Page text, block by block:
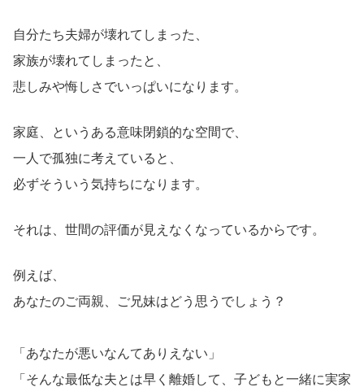
自分たち夫婦が壊れてしまった、
家族が壊れてしまったと、
悲しみや悔しさでいっぱいになります。
家庭、というある意味閉鎖的な空間で、
一人で孤独に考えていると、
必ずそういう気持ちになります。
それは、世間の評価が見えなくなっているからです。
例えば、
あなたのご両親、ご兄妹はどう思うでしょう？
「あなたが悪いなんてありえない」
「そんな最低な夫とは早く離婚して、子どもと一緒に実家